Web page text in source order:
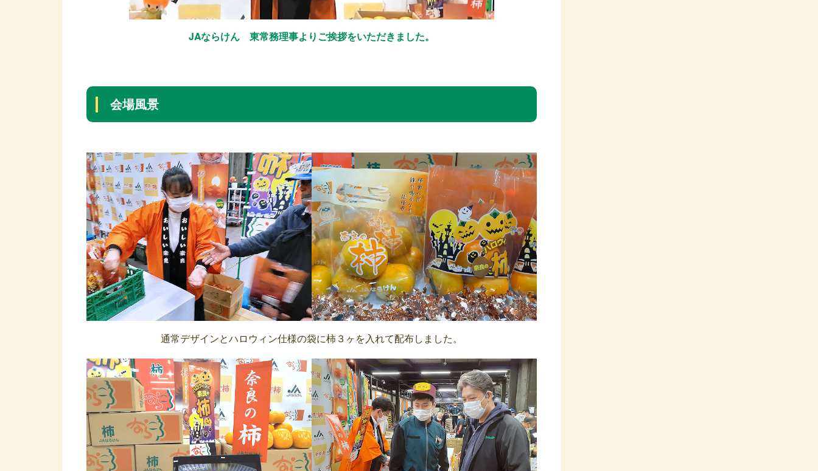
JAならけん 東常務理事よりご挨拶をいただきました。
会場風景
通常デザインとハロウィン仕様の袋に柿３ヶを入れて配布しました。